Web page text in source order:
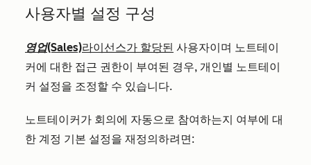
사용자별 설정 구성
영업(Sales)라이선스가 할당된 사용자이며 노트테이
커에 대한 접근 권한이 부여된 경우, 개인별 노트테이
커 설정을 조정할 수 있습니다.
노트테이커가 회의에 자동으로 참여하는지 여부에 대
한 계정 기본 설정을 재정의하려면: